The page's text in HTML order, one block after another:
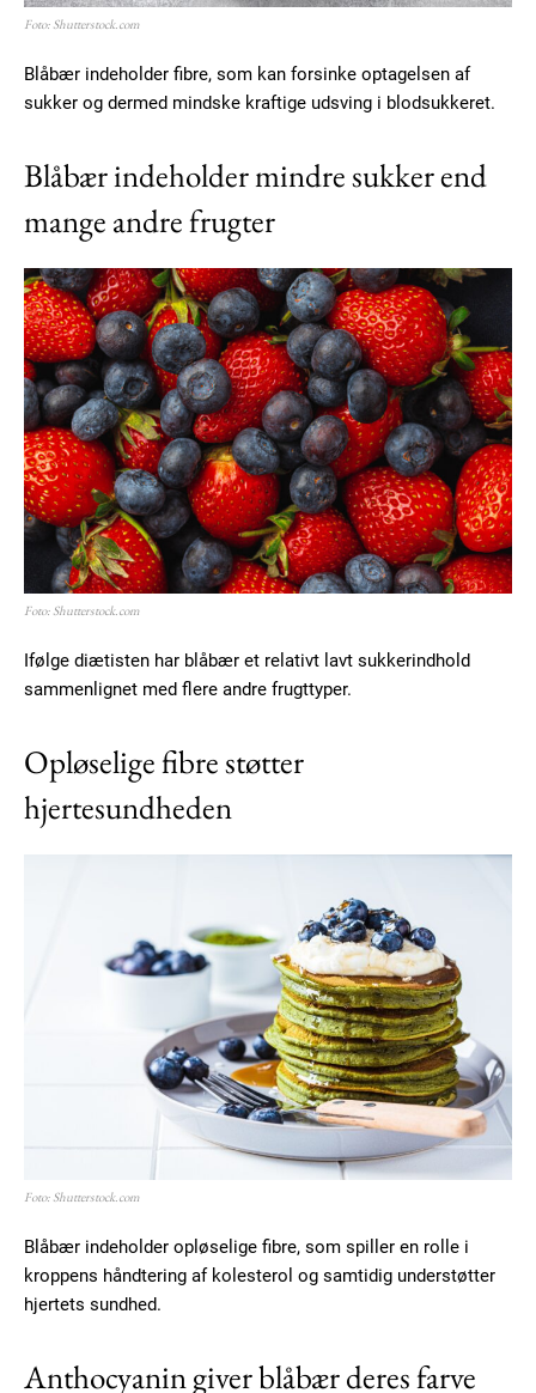
100DKK / year
Praesent euismod ac
Ut mollis pellentesque tortor
Donec quis est ac felis
Orci varius natoque dolor
YEARLY PRICING MONTHLY PRICING
Foto: Shutterstock.com
Blåbær indeholder fibre, som kan forsinke optagelsen af
sukker og dermed mindske kraftige udsving i blodsukkeret.
Blåbær indeholder mindre sukker end
mange andre frugter
Foto: Shutterstock.com
Ifølge diætisten har blåbær et relativt lavt sukkerindhold
sammenlignet med flere andre frugttyper.
Opløselige fibre støtter
hjertesundheden
Foto: Shutterstock.com
Blåbær indeholder opløselige fibre, som spiller en rolle i
kroppens håndtering af kolesterol og samtidig understøtter
hjertets sundhed.
Anthocyanin giver blåbær deres farve